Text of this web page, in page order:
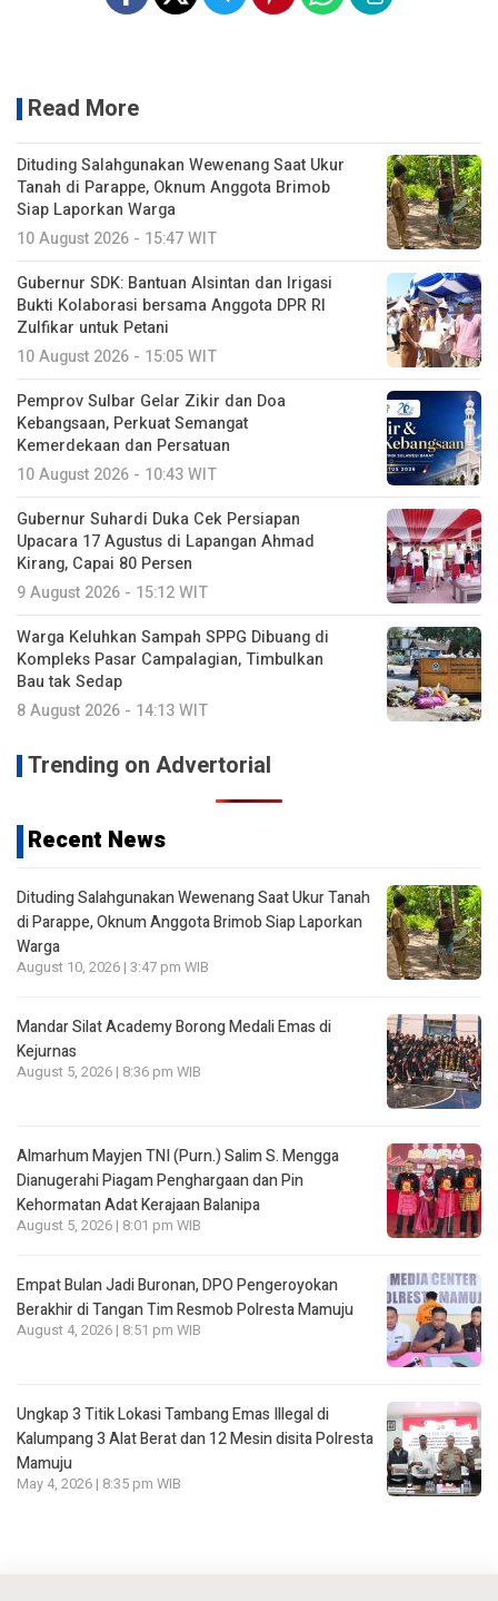
Read More
Dituding Salahgunakan Wewenang Saat Ukur
Tanah di Parappe, Oknum Anggota Brimob
Siap Laporkan Warga
10 August 2026 - 15:47 WIT
Gubernur SDK: Bantuan Alsintan dan Irigasi
Bukti Kolaborasi bersama Anggota DPR RI
Zulfikar untuk Petani
10 August 2026 - 15:05 WIT
Pemprov Sulbar Gelar Zikir dan Doa
Kebangsaan, Perkuat Semangat
Kemerdekaan dan Persatuan
10 August 2026 - 10:43 WIT
Gubernur Suhardi Duka Cek Persiapan
Upacara 17 Agustus di Lapangan Ahmad
Kirang, Capai 80 Persen
9 August 2026 - 15:12 WIT
Warga Keluhkan Sampah SPPG Dibuang di
Kompleks Pasar Campalagian, Timbulkan
Bau tak Sedap
8 August 2026 - 14:13 WIT
Trending on Advertorial
Recent News
Dituding Salahgunakan Wewenang Saat Ukur Tanah
di Parappe, Oknum Anggota Brimob Siap Laporkan
Warga
August 10, 2026 | 3:47 pm WIB
Mandar Silat Academy Borong Medali Emas di
Kejurnas
August 5, 2026 | 8:36 pm WIB
Almarhum Mayjen TNI (Purn.) Salim S. Mengga
Dianugerahi Piagam Penghargaan dan Pin
Kehormatan Adat Kerajaan Balanipa
August 5, 2026 | 8:01 pm WIB
Empat Bulan Jadi Buronan, DPO Pengeroyokan
Berakhir di Tangan Tim Resmob Polresta Mamuju
August 4, 2026 | 8:51 pm WIB
Ungkap 3 Titik Lokasi Tambang Emas Illegal di
Kalumpang 3 Alat Berat dan 12 Mesin disita Polresta
Mamuju
May 4, 2026 | 8:35 pm WIB